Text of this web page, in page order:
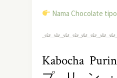
Nama Chocolate tipo
Kabocha